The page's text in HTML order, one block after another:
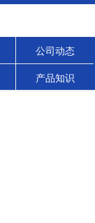
公司动态
产品知识